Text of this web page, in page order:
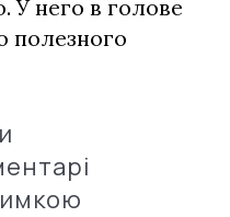
У него в голове
полезного